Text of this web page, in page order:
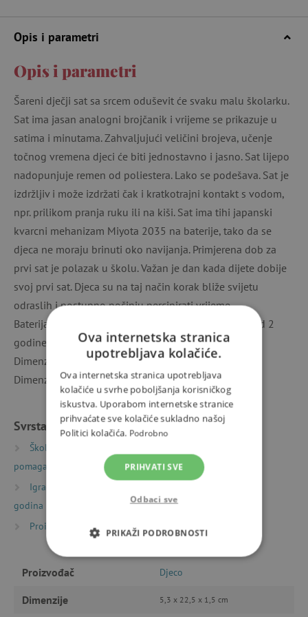
Opis i parametri
Opis i parametri
Šareni dječji sat sa srcem oduševit će svaku malu školarku.
Sat ima jasan analogni brojčanik i vrijeme se prikazuje u
satima i minutama. Zahvaljujući veličini brojeva, učenje
točnog vremena djeci će biti jednostavno i jasno. Sat lijepo
nadopunjuje remen od poliestera. Lako se podešava. Sat je
izdržljiv i može izdržati čak i kratkotrajni kontakt s vodom,
npr. prilikom pranja ruku ili na kiši. Sat ima tihi japanski
kvarcni mehanizam Miyota 2035 na baterije, tako da se
djeca ne moraju brinuti oko navijanja. Primjerena dob za
prvi sat je polazak u školu. Važan je dan kada dijete dobije
svoj prvi sat. Djeca su na taj način korak bliže svijetu
odraslih i postupno počinju percipirati vrijeme.
Baterija je uključena u paket. Uz sat dolazi jamstvo od 2
godine.
Dimenzije sata: 3 x 20 x 1,4 cm.
Dimenzije kutije: 5,3 x 22,5 x 1,5 cm
Svrstano u kategorije
Školske torbe i ruksaci
pomagala
Satovi
Igračke prema starosti
godina
Proizvođači
Proizvođač Djeco
Dimenzije 5,3 x 22,5 x 1,5 cm
Ova internetska stranica
upotrebljava kolačiće.
Ova internetska stranica upotrebljava
kolačiće u svrhe poboljšanja korisničkog
iskustva. Uporabom internetske stranice
prihvaćate sve kolačiće sukladno našoj
Politici kolačića. Podrobno
PRIHVATI SVE
Odbaci sve
PRIKAŽI PODROBNOSTI
NUŽNO POTREBNI KOLAČIĆI
CILJANOST